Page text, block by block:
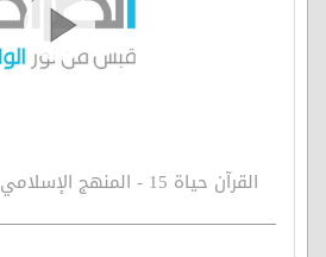
القرآن حياة 15 - المنهج الإسلامي لحياة زوجية ناجحة